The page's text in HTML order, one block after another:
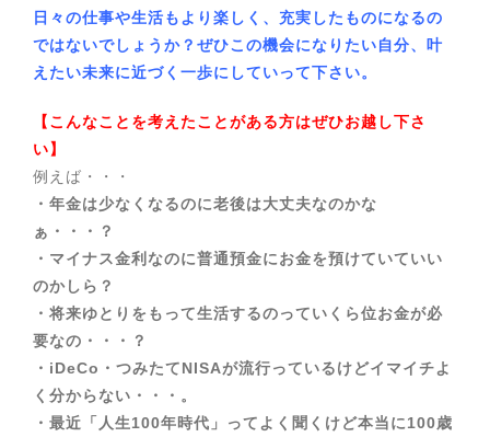
日々の仕事や生活もより楽しく、充実したものになるの
ではないでしょうか？ぜひこの機会になりたい自分、叶
えたい未来に近づく一歩にしていって下さい。
【こんなことを考えたことがある方はぜひお越し下さ
い】
例えば・・・
・年金は少なくなるのに老後は大丈夫なのかな
ぁ・・・？
・マイナス金利なのに普通預金にお金を預けていていい
のかしら？
・将来ゆとりをもって生活するのっていくら位お金が必
要なの・・・？
・iDeCo・つみたてNISAが流行っているけどイマイチよ
く分からない・・・。
・最近「人生100年時代」ってよく聞くけど本当に100歳